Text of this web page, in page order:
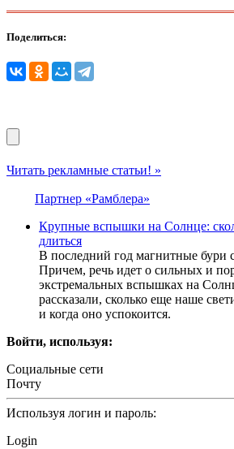
Поделиться:
Читать рекламные статьи! »
Партнер «Рамблера»
Крупные вспышки на Солнце:
длиться
В последний год магнитные бури
Причем, речь идет о сильных и
экстремальных вспышках на
рассказали, сколько еще наше
и когда оно успокоится.
Войти, используя:
Социальные сети
Почту
Используя логин и пароль:
Login